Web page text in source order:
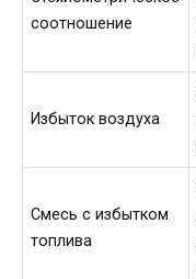
соотношение
Избыток воздуха
Смесь с избытком
топлива